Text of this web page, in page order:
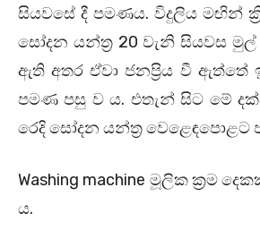
සියවසේ දී පමණය. විදුලිය මඟින්
සෝදන යන්ත්‍ර 20 වැනි සියවස මුල්
ඇති අතර ඒවා ජනප්‍රිය වී ඇත්තේ
පමණ පසු ව ය. එතැන් සිට මේ
රෙදි සෝදන යන්ත්‍ර වෙළෙඳපොළට
Washing machine මූලික ක්‍රම
ය.